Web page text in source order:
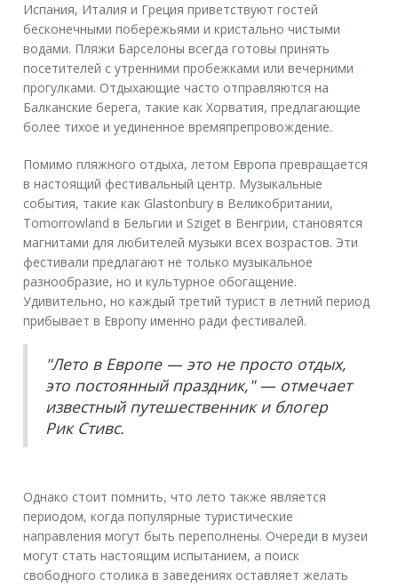
Испания, Италия и Греция приветствуют гостей
бесконечными побережьями и кристально чистыми
водами. Пляжи Барселоны всегда готовы принять
посетителей с утренними пробежками или вечерними
прогулками. Отдыхающие часто отправляются на
Балканские берега, такие как Хорватия, предлагающие
более тихое и уединенное времяпрепровождение.
Помимо пляжного отдыха, летом Европа превращается
в настоящий фестивальный центр. Музыкальные
события, такие как Glastonbury в Великобритании,
Tomorrowland в Бельгии и Sziget в Венгрии, становятся
магнитами для любителей музыки всех возрастов. Эти
фестивали предлагают не только музыкальное
разнообразие, но и культурное обогащение.
Удивительно, но каждый третий турист в летний период
прибывает в Европу именно ради фестивалей.
"Лето в Европе — это не просто отдых,
это постоянный праздник," — отмечает
известный путешественник и блогер
Рик Стивс.
Однако стоит помнить, что лето также является
периодом, когда популярные туристические
направления могут быть переполнены. Очереди в музеи
могут стать настоящим испытанием, а поиск
свободного столика в заведениях оставляет желать